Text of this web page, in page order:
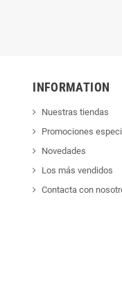
INFORMATION
Nuestras tiendas
Promociones
Novedades
Los más vendidos
Contacta con